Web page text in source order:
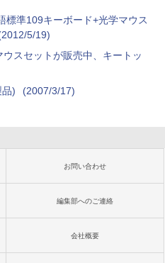
標準109キーボード+光学マウス
5/19)
ウスセットが販売中、キートッ
)
(2007/3/17)
お問い合わせ
編集部へのご連絡
会社概要